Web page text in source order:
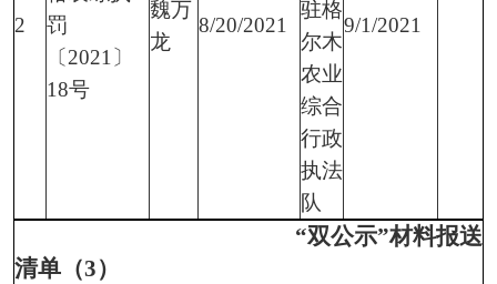
2
罚
〔2021〕
18号
魏万
龙
8/20/2021
驻格
尔木
农业
综合
行政
执法
队
9/1/2021
“双公示”材料报送
清单（3）